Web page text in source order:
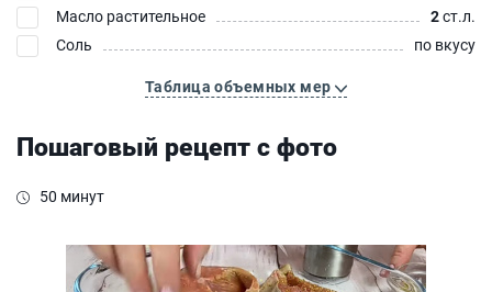
Масло растительное
2ст.л.
Соль
по вкусу
Таблица объемных мер
Пошаговый рецепт с фото
50 минут